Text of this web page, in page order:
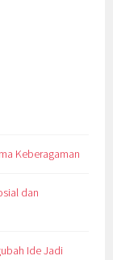
Keberagaman
dan
Ide Jadi